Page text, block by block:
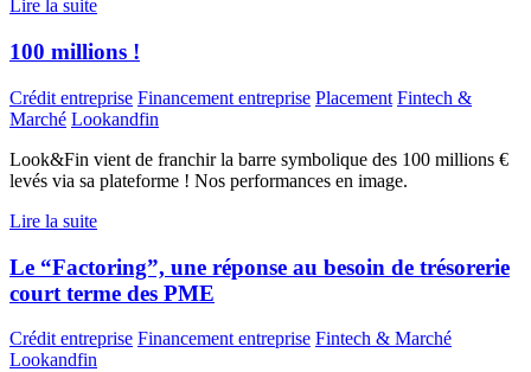
Lire la suite
100 millions !
Crédit entreprise Financement entreprise Placement Fintech &
Marché Lookandfin
Look&Fin vient de franchir la barre symbolique des 100 millions €
levés via sa plateforme ! Nos performances en image.
Lire la suite
Le “Factoring”, une réponse au besoin de trésorerie
court terme des PME
Crédit entreprise Financement entreprise Fintech & Marché
Lookandfin